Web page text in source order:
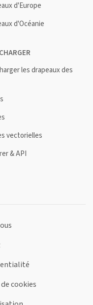
d'Europe
d'Océanie
les drapeaux des
vectorielles
& API
cookies